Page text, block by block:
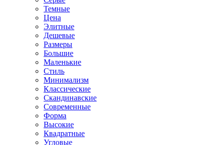
Темные
Цена
Элитные
Дешевые
Размеры
Большие
Маленькие
Стиль
Минимализм
Классические
Скандинавские
Современные
Форма
Высокие
Квадратные
Угловые